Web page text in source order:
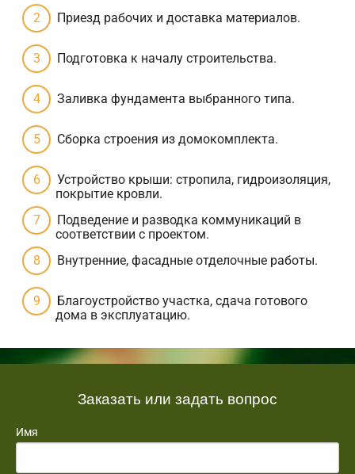
Приезд рабочих и доставка материалов.
Подготовка к началу строительства.
Заливка фундамента выбранного типа.
Сборка строения из домокомплекта.
Устройство крыши: стропила, гидроизоляция,
покрытие кровли.
Подведение и разводка коммуникаций в
соответствии с проектом.
Внутренние, фасадные отделочные работы.
Благоустройство участка, сдача готового
дома в эксплуатацию.
Заказать или задать вопрос
Имя